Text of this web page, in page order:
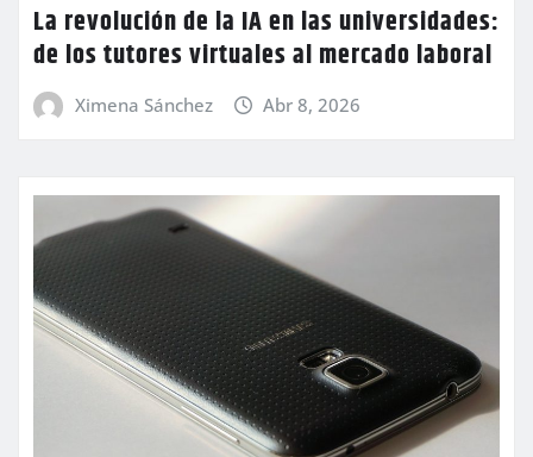
La revolución de la IA en las universidades:
de los tutores virtuales al mercado laboral
Ximena Sánchez Abr 8, 2026